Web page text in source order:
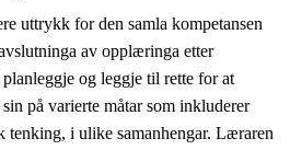
uttrykk for den samla kompetansen
av opplæringa etter
og leggje til rette for at
på varierte måtar som inkluderer
tenking, i ulike samanhengar. Læraren